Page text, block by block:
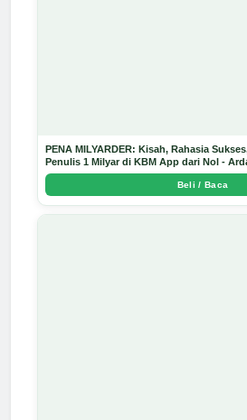
PENA MILYARDER: Kisah, Rahasia
Penulis 1 Milyar di KBM App dari Nol -
Beli / Baca